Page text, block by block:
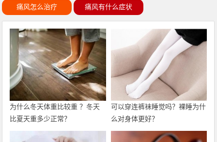
痛风怎么治疗 痛风有什么症状
为什么冬天体重比较重 ？冬天
比夏天重多少正常？
可以穿连裤袜睡觉吗？裸睡为什
么对身体更好？